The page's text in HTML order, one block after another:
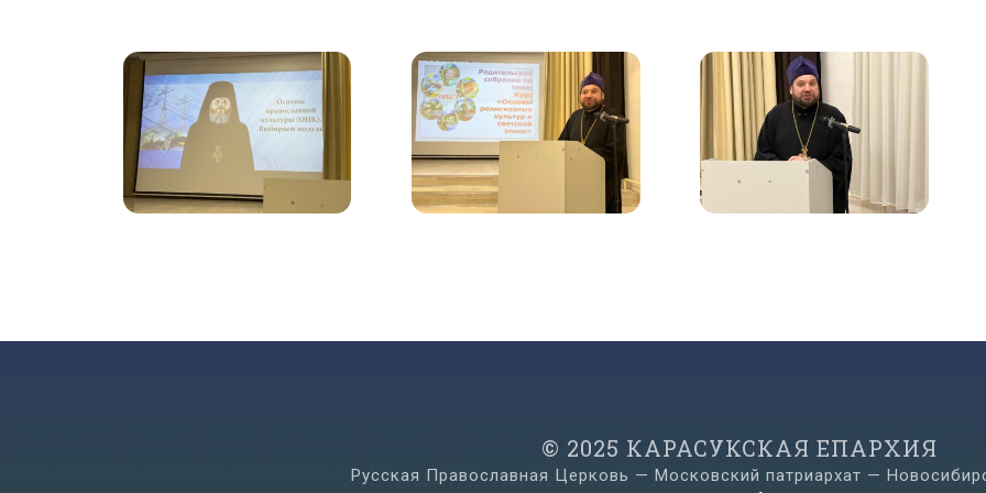
© 2025 КАРАСУКСКАЯ ЕПАРХИЯ
Русская Православная Церковь — Московский патриархат —